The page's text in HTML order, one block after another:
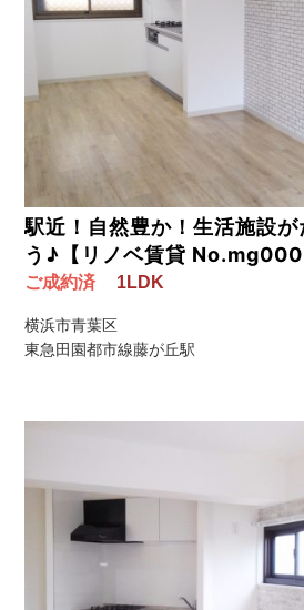
駅近！自然豊か！生活施設
う♪【リノベ賃貸
ご成約済 1LDK
横浜市青葉区
東急田園都市線藤が丘駅